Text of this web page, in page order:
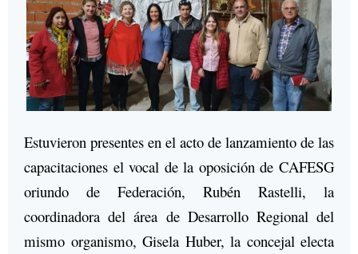
Estuvieron presentes en el acto de lanzamiento de las
capacitaciones el vocal de la oposición de CAFESG
oriundo de Federación, Rubén Rastelli, la
coordinadora del área de Desarrollo Regional del
mismo organismo, Gisela Huber, la concejal electa